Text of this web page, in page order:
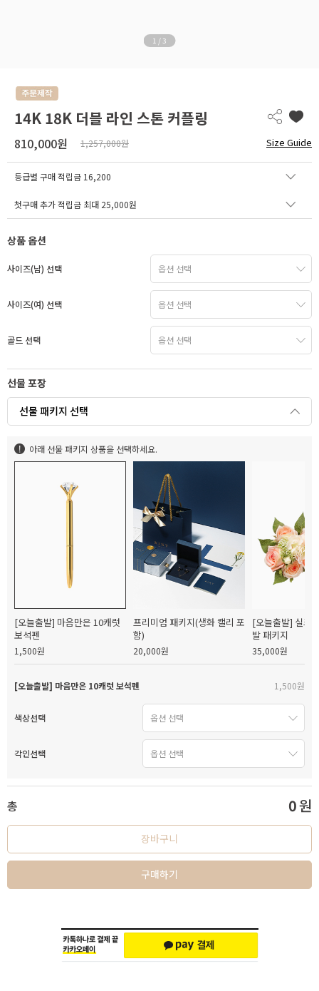
1 / 3
14K 18K 더블 라인 스톤 커플링
810,000원 1,257,000원 Size Guide
등급별 구매 적립금 16,200
첫구매 추가 적립금 최대 25,000원
상품 옵션
사이즈(남) 선택
사이즈(여) 선택
골드 선택
선물 포장
선물 패키지 선택
아래 선물 패키지 상품을 선택하세요.
[오늘출발] 마음만은 10캐럿
보석펜
1,500원
프리미엄 패키지(생화 캘리 포
함)
20,000원
[오늘출발] 실크
발 패키지
35,000원
[오늘출발] 마음만은 10캐럿 보석펜 1,500원
색상선택
각인선택
총 0원
장바구니
구매하기